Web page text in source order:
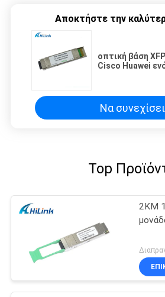
Αποκτήστε την
οπτική βάση
Cisco Huawei
Να συνεχίσει
Top
2KM